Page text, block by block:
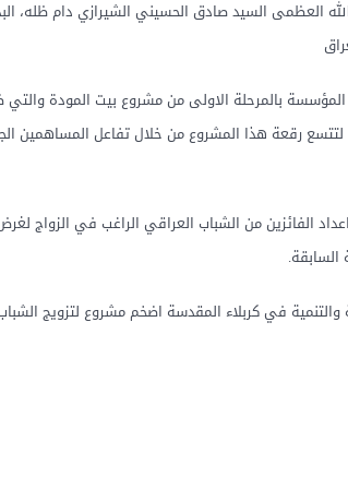
العظمى السيد صادق الحسيني الشيرازي دام ظله،
رقعة هذا المشروع من خلال تفاعل المساهمين
الفائزين من الشباب العراقي الراغب في الزواج
والتنمية في كربلاء المقدسة اضخم مشروع لتزويج